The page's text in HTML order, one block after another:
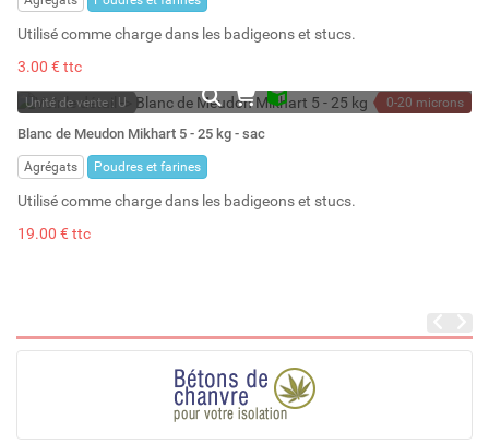
Utilisé comme charge dans les badigeons et stucs.
3.00 € ttc
Unité de vente : U
En stock
Stock : 34
0-20 microns
Blanc de Meudon Mikhart 5 - 25 kg - sac
Agrégats Poudres et farines
Utilisé comme charge dans les badigeons et stucs.
19.00 € ttc